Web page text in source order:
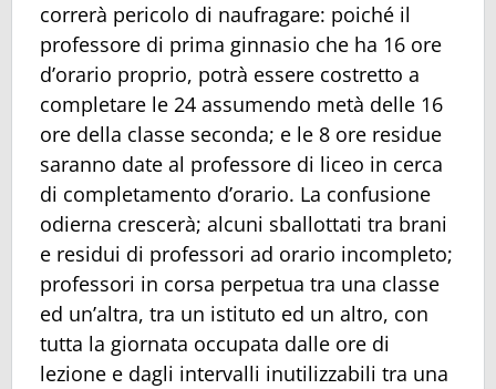
correrà pericolo di naufragare: poiché il
professore di prima ginnasio che ha 16 ore
d’orario proprio, potrà essere costretto a
completare le 24 assumendo metà delle 16
ore della classe seconda; e le 8 ore residue
saranno date al professore di liceo in cerca
di completamento d’orario. La confusione
odierna crescerà; alcuni sballottati tra brani
e residui di professori ad orario incompleto;
professori in corsa perpetua tra una classe
ed un’altra, tra un istituto ed un altro, con
tutta la giornata occupata dalle ore di
lezione e dagli intervalli inutilizzabili tra una